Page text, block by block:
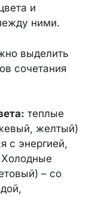
и
ними.
выделить
сочетания
теплые
желтый)
с энергией,
– со